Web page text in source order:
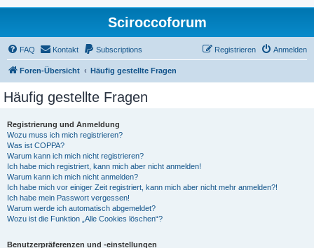
Sciroccoforum
FAQ Kontakt Subscriptions Anmelden
Registrieren
Foren-Übersicht Häufig gestellte Fragen
Häufig gestellte Fragen
Registrierung und Anmeldung
Wozu muss ich mich registrieren?
Was ist COPPA?
Warum kann ich mich nicht registrieren?
Ich habe mich registriert, kann mich aber nicht anmelden!
Warum kann ich mich nicht anmelden?
Ich habe mich vor einiger Zeit registriert, kann mich aber nicht mehr anmelden?!
Ich habe mein Passwort vergessen!
Warum werde ich automatisch abgemeldet?
Wozu ist die Funktion „Alle Cookies löschen“?
Benutzerpräferenzen und -einstellungen